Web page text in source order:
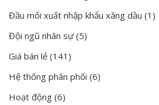
Đầu mối xuất nhập khẩu xăng dầu (1)
Đội ngũ nhân sự(5)
Giá bán lẻ (141)
Hệ thống phân phối (6)
Hoạt động (6)